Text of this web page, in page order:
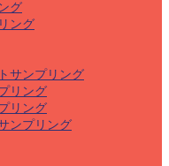
グ
ング
サンプリング
リング
リング
ンプリング